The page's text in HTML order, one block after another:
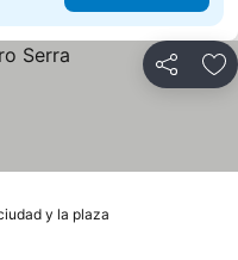
Compartir
y la plaza